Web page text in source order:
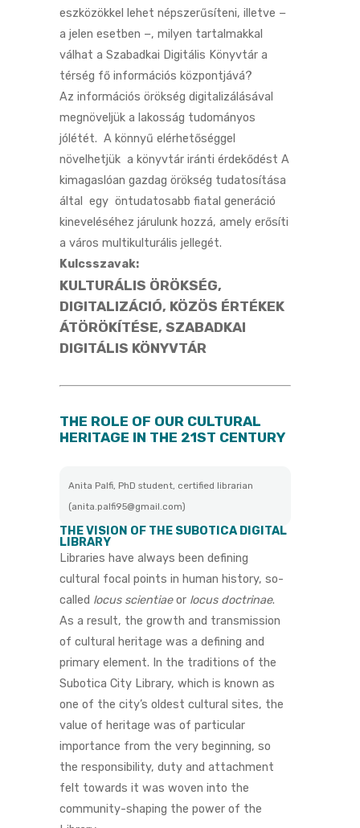
eszközökkel lehet népszerűsíteni, illetve −
a jelen esetben −, milyen tartalmakkal
válhat a Szabadkai Digitális Könyvtár a
térség fő információs központjává?
Az információs örökség digitalizálásával
megnöveljük a lakosság tudományos
jólétét. A könnyű elérhetőséggel
növelhetjük a könyvtár iránti érdekődést A
kimagaslóan gazdag örökség tudatosítása
által egy öntudatosabb fiatal generáció
kineveléséhez járulunk hozzá, amely erősíti
a város multikulturális jellegét.
Kulcsszavak:
KULTURÁLIS ÖRÖKSÉG,
DIGITALIZÁCIÓ, KÖZÖS ÉRTÉKEK
ÁTÖRÖKÍTÉSE, SZABADKAI
DIGITÁLIS KÖNYVTÁR
THE ROLE OF OUR CULTURAL
HERITAGE IN THE 21ST CENTURY
Anita Palfi, PhD student, certified librarian
(anita.palfi95@gmail.com)
THE VISION OF THE SUBOTICA DIGITAL
LIBRARY
Libraries have always been defining
cultural focal points in human history, so-
called locus scientiaeor locus doctrinae.
As a result, the growth and transmission
of cultural heritage was a defining and
primary element. In the traditions of the
Subotica City Library, which is known as
one of the city’s oldest cultural sites, the
value of heritage was of particular
importance from the very beginning, so
the responsibility, duty and attachment
felt towards it was woven into the
community-shaping the power of the